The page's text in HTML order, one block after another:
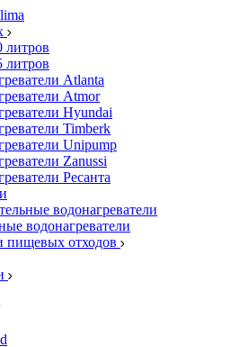
литров
литров
Atlanta
Atmor
Hyundai
Timberk
Unipump
Zanussi
Ресанта
водонагреватели
водонагреватели
пищевых отходов